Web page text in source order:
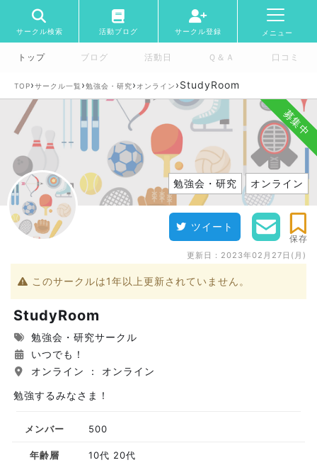
サークル検索 活動ブログ サークル登録 メニュー
トップ ブログ 活動日 Ｑ＆Ａ 口コミ
TOP›サークル一覧 ›勉強会・研究› オンライン ›StudyRoom
募集中
勉強会・研究 オンライン
ツイート
保存
更新日： 2023年02月27日(月)
このサークルは1年以上更新されていません。
StudyRoom
勉強会・研究サークル
いつでも！
オンライン ： オンライン
勉強するみなさま！
メンバー 500
年齢層 10代 20代